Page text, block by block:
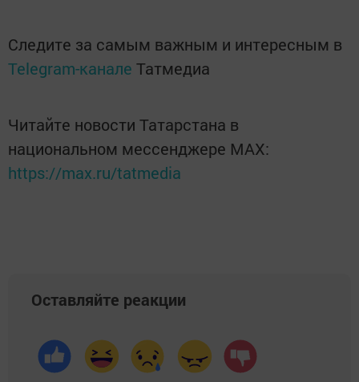
Следите за самым важным и интересным в
Telegram-канале Татмедиа
Читайте новости Татарстана в
национальном мессенджере MАХ:
https://max.ru/tatmedia
Оставляйте реакции